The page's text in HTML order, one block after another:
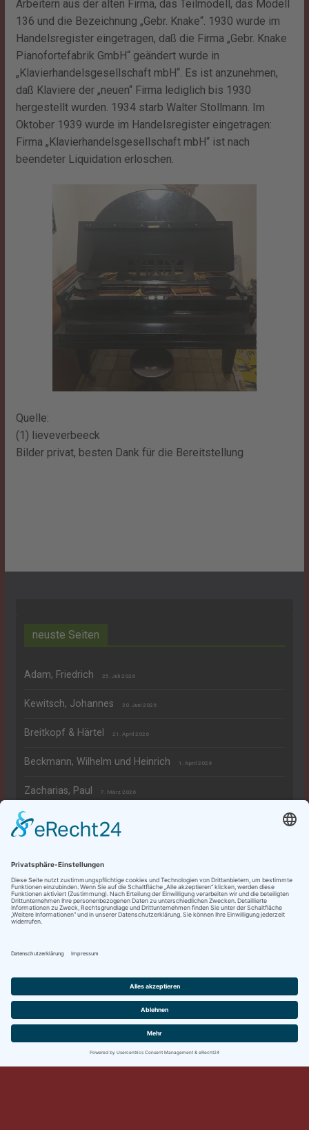
Arbeitern aus der alten Firma, das Teilmodell, das Modell
136 und die Bezeichnung „Gebr. Knake“. 1930 wurde im
Handelsregister eingetragen, daß die Firma „Gebr. Knake
Pianofortefabrik GmbH“ geändert wurde in
„Klavierhandelsgesellschaft mbH“. Es ist anzunehmen,
daß Klaviere der „neuen“ Firma lediglich bis 1930
hergestellt wurden. 1934 starb Walter Stollmann. Im
Oktober 1939 wurde im Handelsregister eingetragen:
Firma „Klavierhandelsgesellschaft mbH“ ist nach
beendeter Liquidation erloschen.
Quelle:
(1) lieveverbeeck
Bilder privat, besten Dank für die Bereitstellung
neuste Seiten
Adam, Friedrich 25. Juli 2026
Kewitsch, Johannes 30. Juni 2026
Breitkopf & Härtel 21. April 2026
Beckmann, Wilhelm und Heinrich 1. April 2026
Zacharias, Paul 7. März 2026
Rechtliches
Datenschutzerklärung
Impressum
Dieter's Klavierseiten
vorbehalten.
von ThemeGrill. Präsentiert von